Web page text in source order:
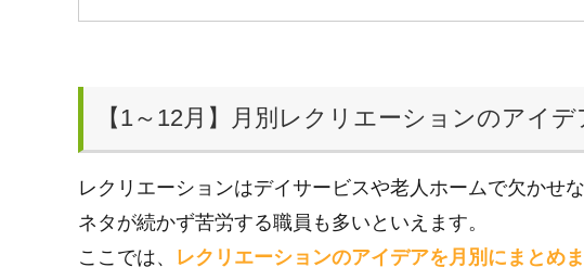
【1～12月】月別レクリエーションのアイ
レクリエーションはデイサービスや老人ホームで欠かせ
ネタが続かず苦労する職員も多いといえます。
ここでは、 レクリエーションのアイデアを月別にまとめま